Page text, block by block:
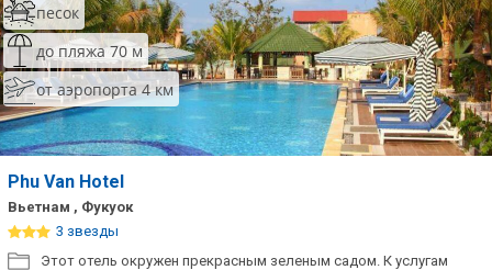
песок
до пляжа 70 м
от аэропорта 4 км
Phu Van Hotel
Вьетнам , Фукуок
3 звезды
Этот отель окружен прекрасным зеленым садом. К услугам